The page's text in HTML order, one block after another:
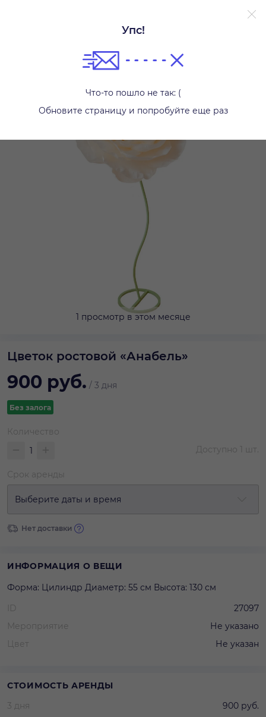
Упс!
Что-то пошло не так: (
Обновите страницу и попробуйте еще раз
1 просмотр в этом месяце
Цветок ростовой «Анабель»
900 руб. / 3 дня
Без залога
Количество
Доступно 1 шт.
Срок аренды
Выберите даты и время
Нет доставки
ИНФОРМАЦИЯ О ВЕЩИ
Форма: Цилиндр Диаметр: 55 см Высота: 130 см
ID
27097
Мероприятие
Не указано
Цвет
Не указан
СТОИМОСТЬ АРЕНДЫ
3 дня
900 руб.